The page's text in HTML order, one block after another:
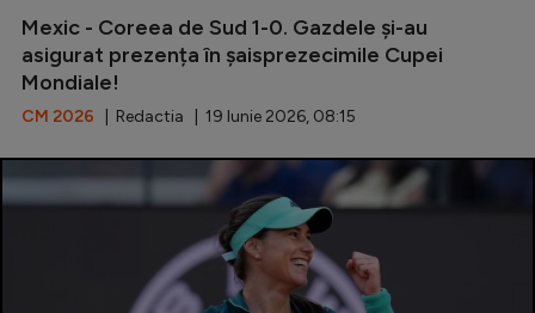
Handbal
Natație
Formula 1
Rugby
Ciclism
Mexic - Coreea de Sud 1-0. Gazdele și-au
asigurat prezența în șaisprezecimile Cupei
Mondiale!
CM 2026 | Redactia | 19 Iunie 2026, 08:15